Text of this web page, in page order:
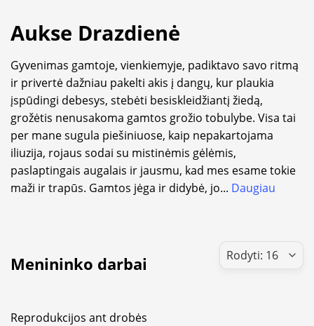
Aukse Drazdienė
Gyvenimas gamtoje, vienkiemyje, padiktavo savo ritmą
ir privertė dažniau pakelti akis į dangų, kur plaukia
įspūdingi debesys, stebėti besiskleidžiantį žiedą,
grožėtis nenusakoma gamtos grožio tobulybe. Visa tai
per mane sugula piešiniuose, kaip nepakartojama
iliuzija, rojaus sodai su mistinėmis gėlėmis,
paslaptingais augalais ir jausmu, kad mes esame tokie
maži ir trapūs. Gamtos jėga ir didybė, jo... Daugiau
Menininko darbai
Reprodukcijos ant drobės